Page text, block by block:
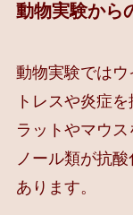
動物実験から
動物実験では
トレスや炎症
ラットやマウ
ノール類が抗
あります。